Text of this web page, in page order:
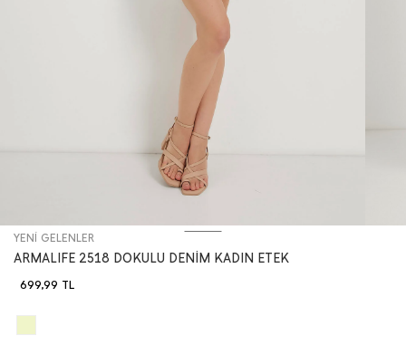
YENİ GELENLER
ARMALIFE 2518 DOKULU DENİM KADIN ETEK
699,99 TL